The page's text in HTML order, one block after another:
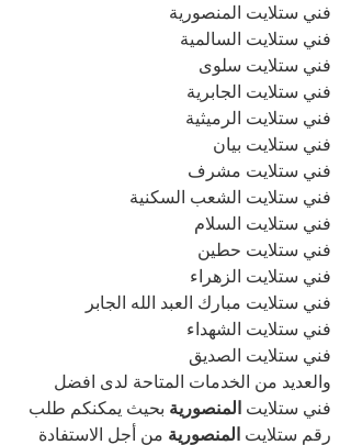
فني ستلايت المنصورية
فني ستلايت السالمية
فني ستلايت سلوى
فني ستلايت الجابرية
فني ستلايت الرميثية
فني ستلايت بيان
فني ستلايت مشرف
فني ستلايت الشعب السكنية
فني ستلايت السلام
فني ستلايت حطين
فني ستلايت الزهراء
فني ستلايت مبارك العبد الله الجابر
فني ستلايت الشهداء
فني ستلايت الصديق
والعديد من الخدمات المتاحة لدى افضل
فني ستلايت المنصورية بحيث يمكنكم طلب
رقم ستلايت المنصورية من أجل الاستفادة